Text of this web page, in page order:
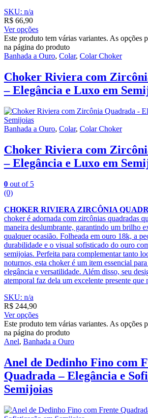
SKU: n/a
R$ 66,90
Ver opções
Este produto tem várias variantes. As opções
na página do produto
Banhada a Ouro, Colar, Colar Choker
Choker Riviera com
– Elegância e Luxo em
Banhada a Ouro, Colar, Colar Choker
Choker Riviera com
– Elegância e Luxo em
0 out of 5
(0)
CHOKER RIVIERA ZIRCÔNIA
choker é adornada com zircônias quadradas
maneira deslumbrante, garantindo um brilho
qualquer ocasião. Folheada em ouro 18k, a
durabilidade e o visual sofisticado do ouro
semijoias. Perfeita para complementar tanto
noturnos, esta choker é um item essencial
elegância e versatilidade. Além disso, seu
atemporal faz dela um excelente presente que
SKU: n/a
R$ 244,90
Ver opções
Este produto tem várias variantes. As opções
na página do produto
Anel, Banhada a Ouro
Anel de Dedinho Fino com
Quadrada – Elegância e
Semijoias